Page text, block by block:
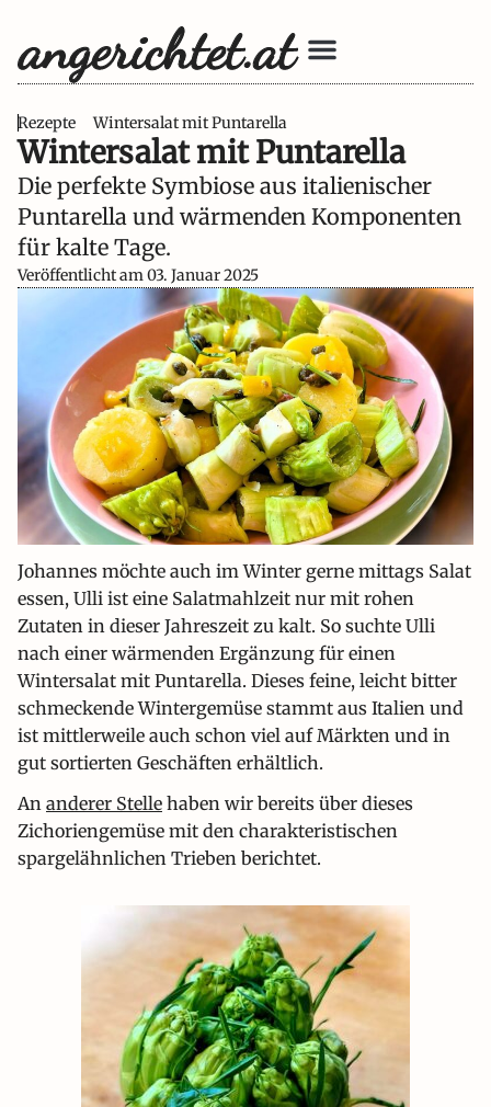
Rezepte Wintersalat mit Puntarella
Wintersalat mit Puntarella
Die perfekte Symbiose aus italienischer
Puntarella und wärmenden Komponenten
für kalte Tage.
Veröffentlicht am03. Januar 2025
Johannes möchte auch im Winter gerne mittags Salat
essen, Ulli ist eine Salatmahlzeit nur mit rohen
Zutaten in dieser Jahreszeit zu kalt. So suchte Ulli
nach einer wärmenden Ergänzung für einen
Wintersalat mit Puntarella. Dieses feine, leicht bitter
schmeckende Wintergemüse stammt aus Italien und
ist mittlerweile auch schon viel auf Märkten und in
gut sortierten Geschäften erhältlich.
An anderer Stelle haben wir bereits über dieses
Zichoriengemüse mit den charakteristischen
spargelähnlichen Trieben berichtet.